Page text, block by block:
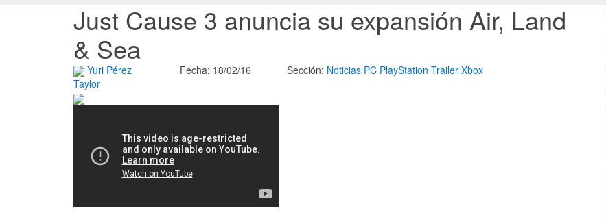
Just Cause 3 anuncia su expansión Air, Land
& Sea
Yuri Pérez
Taylor
Fecha: 18/02/16 Sección: Noticias PC PlayStation Trailer Xbox